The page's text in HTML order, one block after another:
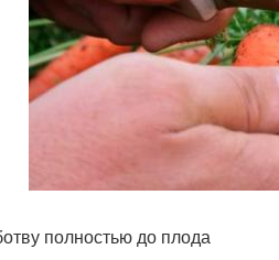
полностью до плода